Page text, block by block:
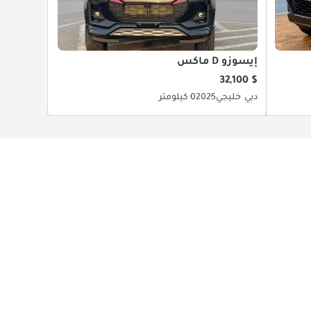
إيسوزو D ماكس
$ 32,100
دبي خليجي20250 كيلومتر